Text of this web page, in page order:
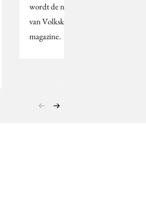
wordt de nieuwe chef
van Volkskrant
magazine.